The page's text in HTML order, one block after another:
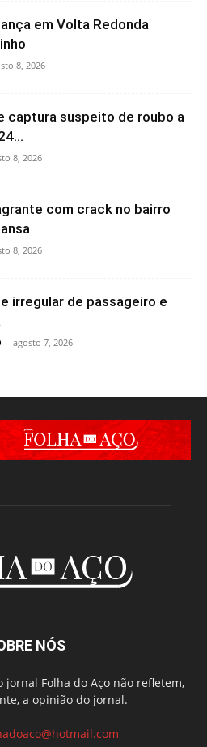
em Volta Redonda
8, 2026
captura suspeito de roubo a
8, 2026
com crack no bairro
8, 2026
irregular de passageiro e
- agosto 7, 2026
NÓS
Folha do Aço não refletem,
a opinião do jornal.